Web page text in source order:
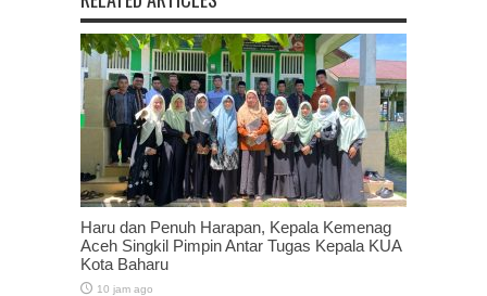
Haru dan Penuh Harapan, Kepala Kemenag
Aceh Singkil Pimpin Antar Tugas Kepala KUA
Kota Baharu
10 jam ago